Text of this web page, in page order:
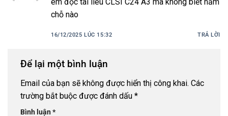
em đọc tài liêu CLSI C24 A3 mà không biết nằm
chỗ nào
16/12/2025 LÚC 15:32 TRẢ LỜI
Để lại một bình luận
Email của bạn sẽ không được hiển thị công khai. Các
trường bắt buộc được đánh dấu *
Bình luận*